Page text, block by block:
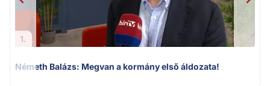
1.
Németh Balázs: Megvan a kormány első áldozata!